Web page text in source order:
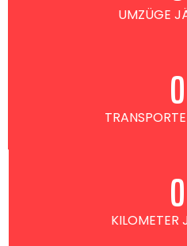
UMZÜGE
0
KILOMETER
0